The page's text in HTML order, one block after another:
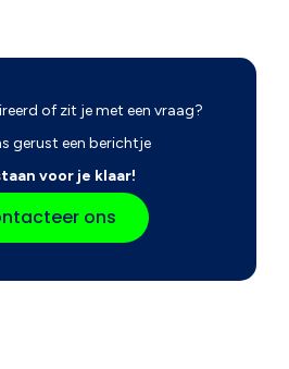
of zit je met een vraag?
gerust een berichtje
voor je klaar!
ons